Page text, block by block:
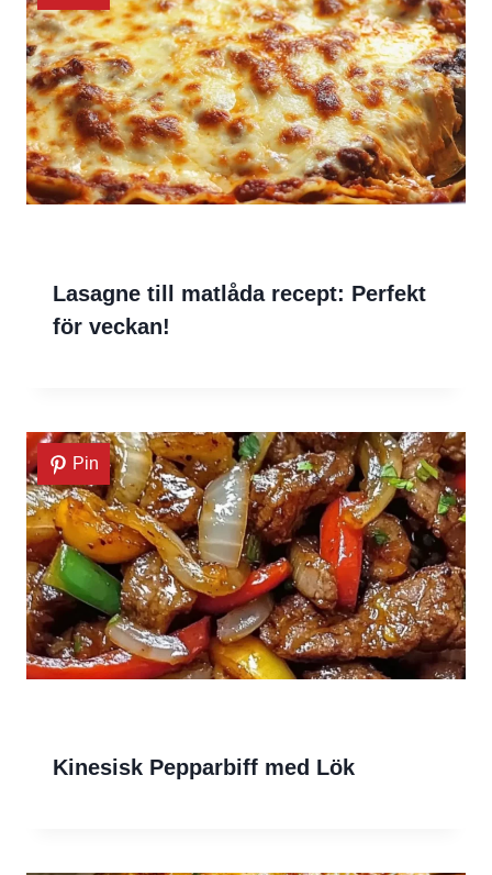
Lasagne till matlåda recept: Perfekt
för veckan!
Pin
Kinesisk Pepparbiff med Lök